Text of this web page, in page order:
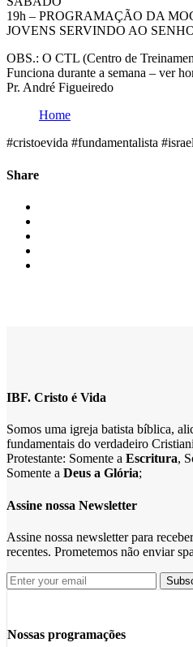
19h – PROGRAMAÇÃO DA
JOVENS SERVINDO AO
OBS.: O CTL (Centro de
Funciona durante a semana – ver
Pr. André Figueiredo
Home
#cristoevida #fundamentalista
Share
IBF. Cristo é Vida
Somos uma igreja batista bíblica,
fundamentais do verdadeiro
Protestante: Somente a Escritura,
Somente a Deus a Glória;
Assine nossa Newsletter
Assine nossa newsletter para
recentes. Prometemos não enviar
Nossas programações